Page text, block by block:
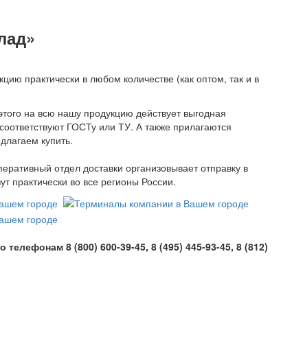
практически в любом количестве (как оптом, так и в
на всю нашу продукцию действует выгодная
ГОСТу или ТУ. А также прилагаются
купить.
отдел доставки организовывает отправку в
практически во все регионы России.
8 (800) 600-39-45, 8 (495) 445-93-45, 8 (812)